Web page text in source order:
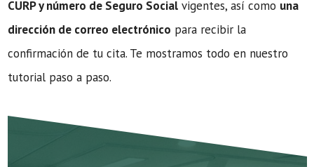
CURP y número de Seguro Social vigentes, así como una
dirección de correo electrónico para recibir la
confirmación de tu cita. Te mostramos todo en nuestro
tutorial paso a paso.